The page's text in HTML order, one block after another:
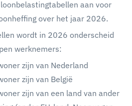
aan voor
over het jaar 2026.
wordt in 2026 onderscheid
werknemers:
zijn van Nederland
zijn van België
zijn van een land van ander